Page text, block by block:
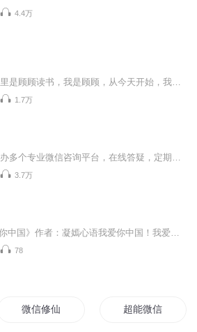
4.4万
1.7万
3.7万
78
微信修仙 超能微信